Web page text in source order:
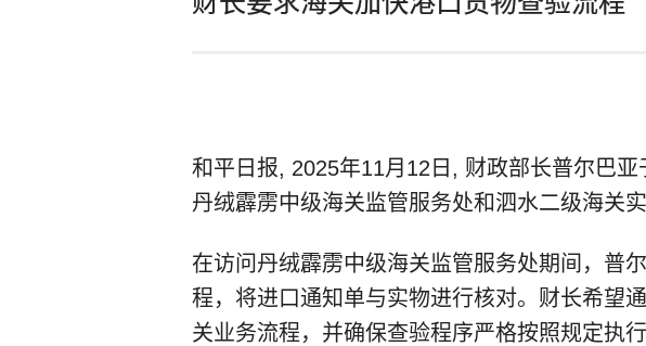
和平日报, 2025年11月12日, 财政部长普尔巴
丹绒霹雳中级海关监管服务处和泗水二级海关
在访问丹绒霹雳中级海关监管服务处期间，普
程，将进口通知单与实物进行核对。财长希望
关业务流程，并确保查验程序严格按照规定执